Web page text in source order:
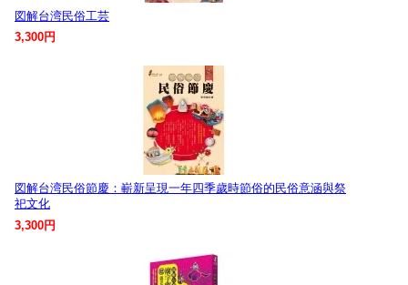
図解台湾民俗工芸
3,300円
図解台湾民俗節慶：嶄新呈現一年四季歲時節俗的民俗意涵與祭
祀文化
3,300円